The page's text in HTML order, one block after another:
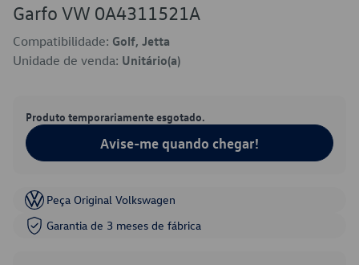
Garfo VW 0A4311521A
Compatibilidade: Golf, Jetta
Unidade de venda: Unitário(a)
Produto temporariamente esgotado.
Avise-me quando chegar!
Peça Original Volkswagen
Garantia de 3 meses de fábrica